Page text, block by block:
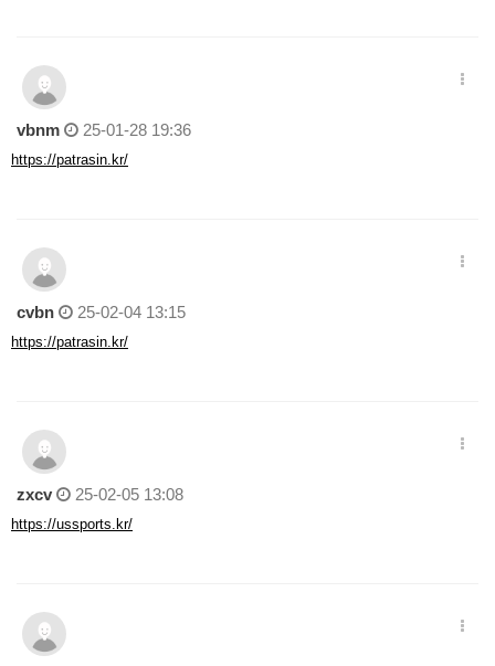
vbnm 25-01-28 19:36
https://patrasin.kr/
cvbn 25-02-04 13:15
https://patrasin.kr/
zxcv 25-02-05 13:08
https://ussports.kr/